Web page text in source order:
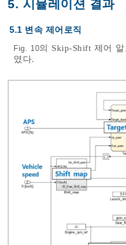
5. 시뮬레이션 결과
5.1 변속 제어로직
Fig. 10의 Skip-Shift 제어
였다.